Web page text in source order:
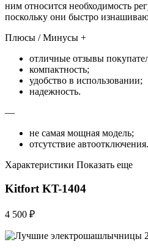
ним относится необходимость
поскольку они быстро
Плюсы / Минусы +
отличные отзывы
компактность;
удобство в использовании;
надежность.
—
не самая мощная модель;
отсутствие автоотключения.
Характеристики Показать еще
Kitfort KT-1404
4 500 ₽